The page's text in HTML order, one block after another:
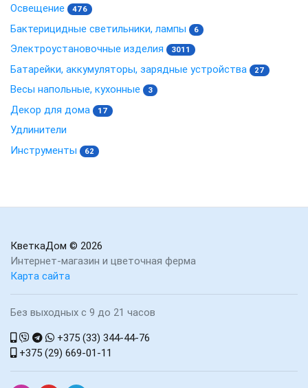
Освещение 476
Бактерицидные светильники, лампы 6
Электроустановочные изделия 3011
Батарейки, аккумуляторы, зарядные устройства 27
Весы напольные, кухонные 3
Декор для дома 17
Удлинители
Инструменты
62
КветкаДом © 2026
Интернет-магазин и цветочная ферма
Карта сайта
Без выходных с 9 до 21 часов
+375 (33) 344-44-76
+375 (29) 669-01-11